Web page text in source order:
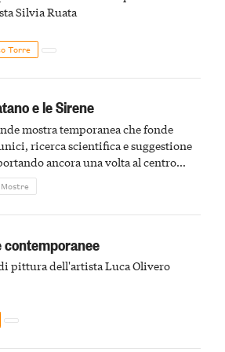
Silvia Ruata
Torre
e le Sirene
mostra temporanea che fonde
ricerca scientifica e suggestione
ancora una volta al centro
le meraviglie del passato astigiano
Mostre
contemporanee
pittura dell'artista Luca Olivero